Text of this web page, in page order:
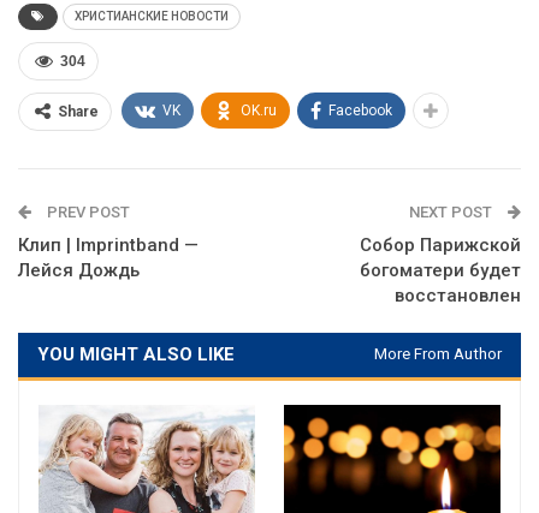
ХРИСТИАНСКИЕ НОВОСТИ
304
Share VK OK.ru Facebook
PREV POST
Клип | Imprintband —
Лейся Дождь
NEXT POST
Собор Парижской
богоматери будет
восстановлен
YOU MIGHT ALSO LIKE More From Author